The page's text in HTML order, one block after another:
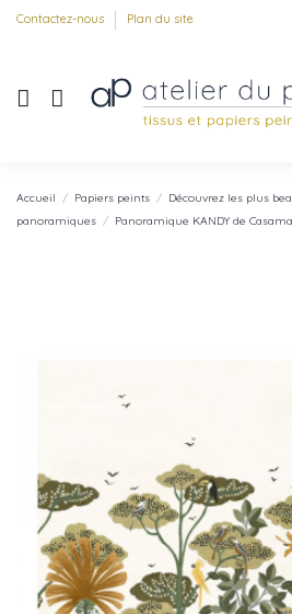
Contactez-nous Plan du site
Accueil Papiers peints
Découvrez les plus
panoramiques
Panoramique KANDY de